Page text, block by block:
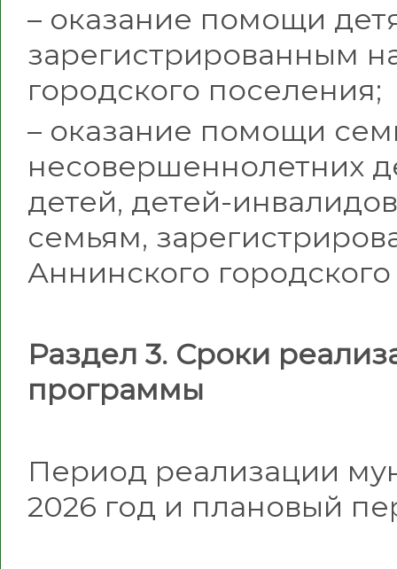
– оказание помощи
зарегистрированным
городского поселения;
– оказание помощи
несовершеннолетних
детей, детей-
семьям,
Аннинского
Раздел 3. Сроки
программы
Период реализации
2026 год и плановый